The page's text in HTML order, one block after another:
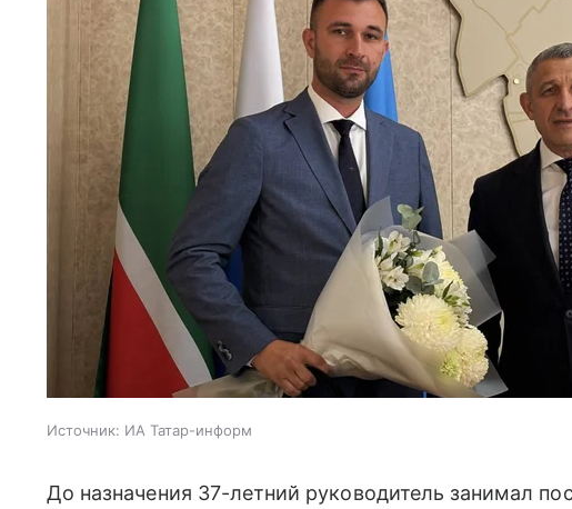
Источник: ИА Татар-информ
До назначения 37-летний руководитель занимал